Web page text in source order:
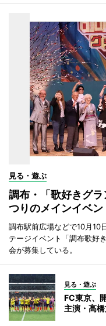
見る・遊ぶ
調布・「歌好きグ
つりのメインイベン
調布駅前広場などで10月10
テージイベント「調布歌好
会が募集している。
見る・遊ぶ
FC東京、
主演・高